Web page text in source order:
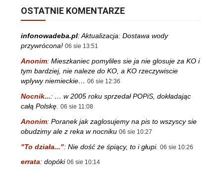
OSTATNIE KOMENTARZE
infonowadeba.pl:Aktualizacja: Dostawa wody
przywrócona! 06 sie 13:51
Anonim: Mieszkaniec pomyliles sie ja nie glosuje za KO i
tym bardziej, nie naleze do KO, a KO rzeczywiscie
wplywy niemieckie… 06 sie 12:36
Nocnik...: … w 2005 roku sprzedał POPiS, dokładając
całą Polskę. 06 sie 11:08
Anonim: Poranek jak zaglosujemy na pis to wszyscy sie
obudzimy ale z reka w nocniku 06 sie 10:27
"To działa...": Nie dość że śpiący, to i głupi. 06 sie 10:26
errata: dopóki 06 sie 10:14